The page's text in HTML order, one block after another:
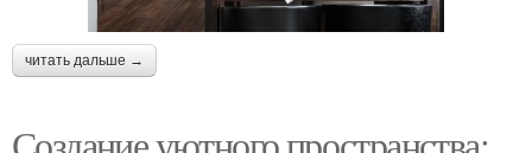
читать дальше →